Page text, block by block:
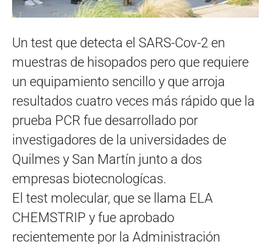
Un test que detecta el SARS-Cov-2 en
muestras de hisopados pero que requiere
un equipamiento sencillo y que arroja
resultados cuatro veces más rápido que la
prueba PCR fue desarrollado por
investigadores de la universidades de
Quilmes y San Martín junto a dos
empresas biotecnologícas.
El test molecular, que se llama ELA
CHEMSTRIP y fue aprobado
recientemente por la Administración